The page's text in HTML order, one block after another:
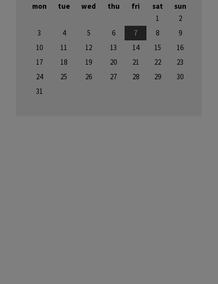
mon tue wed thu fri sat
sun
1
2
3
4 5 6 7 8
9
10
11 12 13 14 15
16
17
18 19 20 21 22
23
24
25 26 27 28 29
30
31